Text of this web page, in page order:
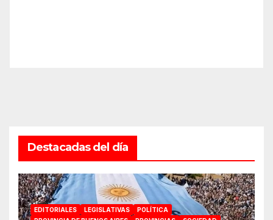
Destacadas del día
EDITORIALES LEGISLATIVAS
POLÍTICA